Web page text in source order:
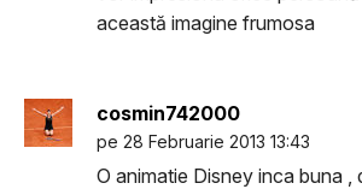
această imagine frumosa
cosmin742000
pe 28 Februarie 2013 13:43
O animatie Disney inca buna ,